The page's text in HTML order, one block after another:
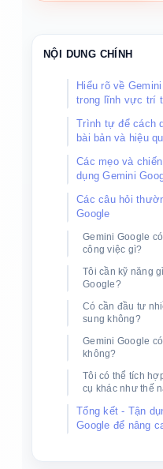
NỘI DUNG CHÍNH
Hiểu rõ về
trong lĩnh vực trí
Trình tự để cách
bài bản và hiệu
Các mẹo và
dụng Gemini
Các câu hỏi
Google
Gemini Google
công việc gì?
Tôi cần kỹ năng
Google?
Có cần đầu tư
sung không?
Gemini Google
không?
Tôi có thể tích
cụ khác như thế
Tổng kết - Tận
Google để nâng